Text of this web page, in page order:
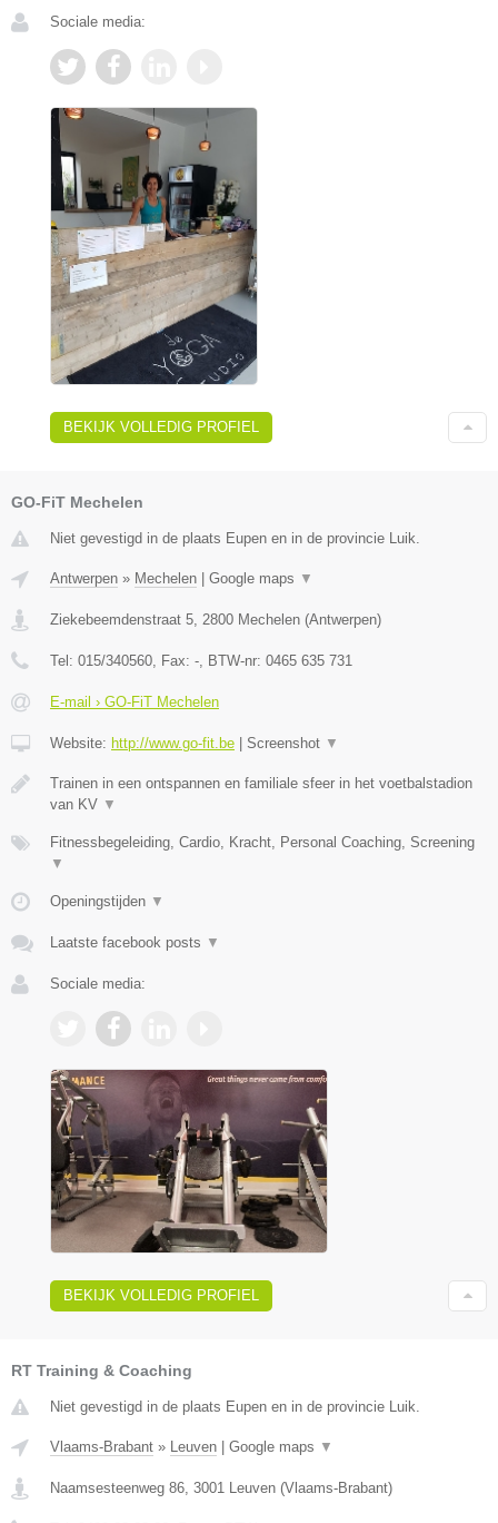
Sociale media:
BEKIJK VOLLEDIG PROFIEL
GO-FiT Mechelen
Niet gevestigd in de plaats Eupen en in de provincie Luik.
Antwerpen » Mechelen | Google maps ▼
Ziekebeemdenstraat 5 2800 Mechelen (Antwerpen)
Tel: 015/340560 , Fax: - , BTW-nr: 0465 635 731
E-mail › GO-FiT Mechelen
Website: http://www.go-fit.be | Screenshot ▼
Trainen in een ontspannen en familiale sfeer in het voetbalstadion
van KV ▼
Fitnessbegeleiding, Cardio, Kracht, Personal Coaching, Screening
▼
Openingstijden ▼
Laatste facebook posts ▼
Sociale media:
BEKIJK VOLLEDIG PROFIEL
RT Training & Coaching
Niet gevestigd in de plaats Eupen en in de provincie Luik.
Vlaams-Brabant » Leuven Google maps ▼
Naamsesteenweg 86, 3001 Leuven (Vlaams-Brabant)